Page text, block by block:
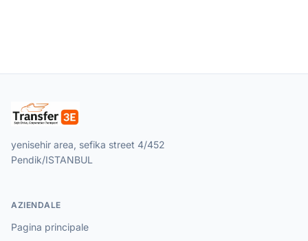
yenisehir area, sefika street 4/452
Pendik/ISTANBUL
AZIENDALE
Pagina principale